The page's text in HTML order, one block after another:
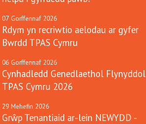
07 Gorffennaf 2026
Rdym yn recriwtio aelodau ar gyfer
Bwrdd TPAS Cymru
06 Gorffennaf 2026
Cynhadledd Genedlaethol Flynyddol
TPAS Cymru 2026
29 Mehefin 2026
Grŵp Tenantiaid ar-lein NEWYDD -